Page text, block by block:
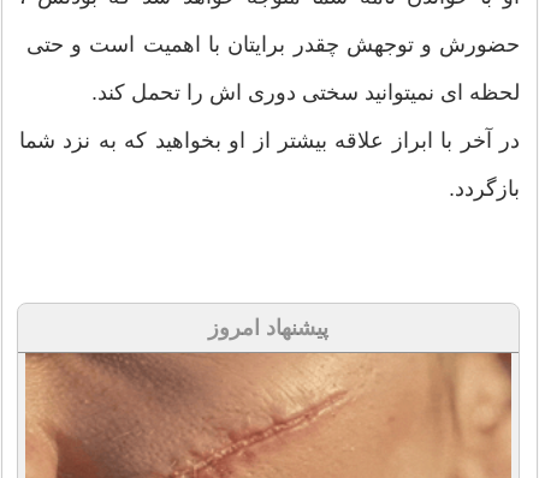
حضورش و توجهش چقدر برایتان با اهمیت است و حتی
لحظه ای نمیتوانید سختی دوری اش را تحمل کند.
در آخر با ابراز علاقه بیشتر از او بخواهید که به نزد شما
بازگردد.
پیشنهاد امروز